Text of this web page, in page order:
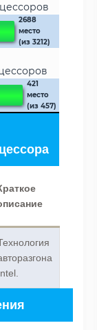
2688
место
(из 3212)
421
место
(из 457)